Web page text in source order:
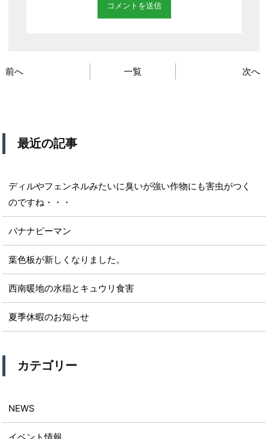
前へ 一覧 次へ
最近の記事
ディルやフェンネルみたいに臭いが強い作物にも害虫がつく
のですね・・・
バナナピーマン
葉色板が新しくなりました。
西南暖地の水稲とキュウリ食害
夏季休暇のお知らせ
カテゴリー
NEWS